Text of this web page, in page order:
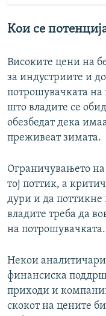
Кои се
Високите цени на
за индустриите и
потрошувачката на
што владите се
обезбедат дека
преживеат зимата.
Ограничувањето на
тој поттик, а
дури и да поттикне
владите треба да
на потрошувачката.
Некои аналитичари
финансиска
приходи и
скокот на цените